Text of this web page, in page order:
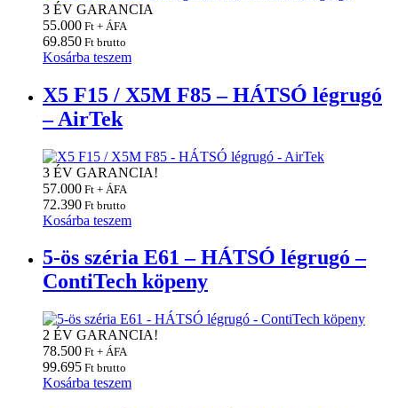
3 ÉV GARANCIA
55.000 Ft + ÁFA
69.850 Ft brutto
Kosárba teszem
X5 F15 / X5M F85 – HÁTSÓ légrugó
– AirTek
3 ÉV GARANCIA!
57.000 Ft + ÁFA
72.390 Ft brutto
Kosárba teszem
5-ös széria E61 – HÁTSÓ légrugó –
ContiTech köpeny
2 ÉV GARANCIA!
78.500 Ft + ÁFA
99.695 Ft brutto
Kosárba teszem